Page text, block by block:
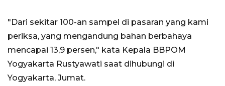
"Dari sekitar 100-an sampel di pasaran yang kami
periksa, yang mengandung bahan berbahaya
mencapai 13,9 persen," kata Kepala BBPOM
Yogyakarta Rustyawati saat dihubungi di
Yogyakarta, Jumat.